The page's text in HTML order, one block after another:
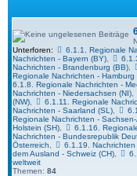
Unterforen:
6.1.1. Regionale
Nachrichten - Bayern (BY)
Nachrichten - Brandenburg (BB)
Regionale Nachrichten - Hamburg
6.1.8. Regionale Nachrichten -
Nachrichten - Niedersachsen (NI)
(NW)
6.1.11. Regionale
Nachrichten - Saarland (SL)
Regionale Nachrichten -
Holstein (SH)
6.1.16.
Nachrichten - Bundesrepublik
Österreich
6.1.19.
dem Ausland - Schweiz (CH)
weltweit
Themen: 84